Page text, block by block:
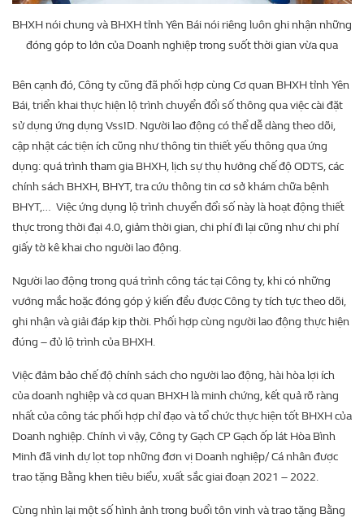
BHXH nói chung và BHXH tỉnh Yên Bái nói riêng luôn ghi nhận những
đóng góp to lớn của Doanh nghiệp trong suốt thời gian vừa qua
Bên cạnh đó, Công ty cũng đã phối hợp cùng Cơ quan BHXH tỉnh Yên
Bái, triển khai thực hiện lộ trình chuyển đổi số thông qua việc cài đặt
sử dụng ứng dụng VssID. Người lao động có thể dễ dàng theo dõi,
cập nhật các tiện ích cũng như thông tin thiết yếu thông qua ứng
dụng: quá trình tham gia BHXH, lịch sự thụ hưởng chế độ ODTS, các
chính sách BHXH, BHYT, tra cứu thông tin cơ sở khám chữa bệnh
BHYT,… Việc ứng dụng lộ trình chuyển đổi số này là hoạt động thiết
thực trong thời đại 4.0, giảm thời gian, chi phí đi lại cũng như chi phí
giấy tờ kê khai cho người lao động.
Người lao động trong quá trình công tác tại Công ty, khi có những
vướng mắc hoặc đóng góp ý kiến đều được Công ty tích tực theo dõi,
ghi nhận và giải đáp kịp thời. Phối hợp cùng người lao động thực hiện
đúng – đủ lộ trình của BHXH.
Việc đảm bảo chế độ chính sách cho người lao động, hài hòa lợi ích
của doanh nghiệp và cơ quan BHXH là minh chứng, kết quả rõ ràng
nhất của công tác phối hợp chỉ đạo và tổ chức thực hiện tốt BHXH của
Doanh nghiệp. Chính vì vậy, Công ty Gạch CP Gạch ốp lát Hòa Bình
Minh đã vinh dự lọt top những đơn vị Doanh nghiệp/ Cá nhân được
trao tặng Bằng khen tiêu biểu, xuất sắc giai đoạn 2021 – 2022.
Cùng nhìn lại một số hình ảnh trong buổi tôn vinh và trao tặng Bằng